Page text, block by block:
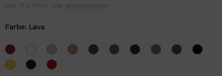
zzgl. 19 % MwSt. zzgl. Versandkosten
Farbe: Lava